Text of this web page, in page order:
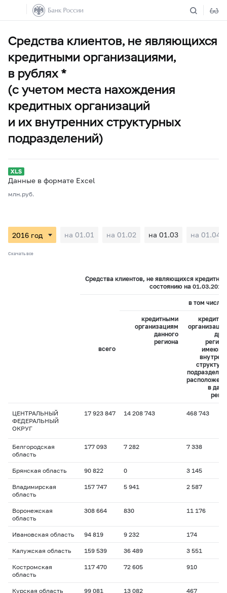
Средства клиентов, не являющихся
кредитными организациями,
в рублях *
(с учетом места нахождения
кредитных организаций
и их внутренних структурных
подразделений)
Данные в формате Excel
млн.руб.
на 01.01 на 01.02 на 01.03 на 01.04
Скачать все
Средства клиентов, не являющихся
состоянию на 01.03.2016
всего
в том числе:
кредитными
организациям
данного
региона
в
ЦЕНТРАЛЬНЫЙ
ФЕДЕРАЛЬНЫЙ
ОКРУГ
17 923 847 14 208 743 468 743
Белгородская
область
177 093 7 282 7 338
Брянская область 90 822 0 3 145
Владимирская
область
157 747 5 941 2 587
Воронежская
область
308 664 830 11 176
Ивановская область 94 819 9 232 174
Калужская область 159 539 36 489 3 551
Костромская
область
117 470 72 605 910
Курская область 99 081 13 082 467